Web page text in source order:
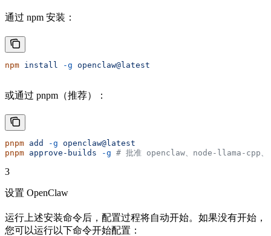
通过 npm 安装：
npm install -g openclaw@latest
或通过 pnpm（推荐）：
pnpm add -g openclaw@latest
pnpm approve-builds -g # 批准 openclaw、node-llama-cpp
3
设置 OpenClaw
运行上述安装命令后，配置过程将自动开始。如果没有开始，
您可以运行以下命令开始配置：